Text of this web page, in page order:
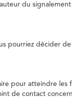
du
pourriez décider
pour atteindre les
de contact